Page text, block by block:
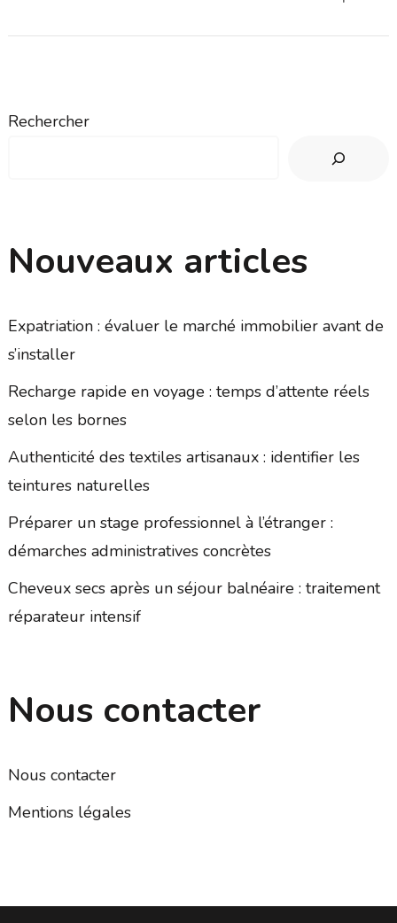
Rechercher
Nouveaux articles
Expatriation : évaluer le marché immobilier avant de
s’installer
Recharge rapide en voyage : temps d’attente réels
selon les bornes
Authenticité des textiles artisanaux : identifier les
teintures naturelles
Préparer un stage professionnel à l’étranger :
démarches administratives concrètes
Cheveux secs après un séjour balnéaire : traitement
réparateur intensif
Nous contacter
Nous contacter
Mentions légales